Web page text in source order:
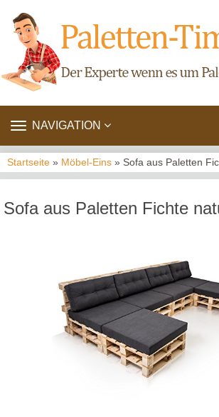
TOGGLE
NAVIGATION
Startseite » Möbel-Eins » Sofa aus Paletten
Sofa aus Paletten Fichte